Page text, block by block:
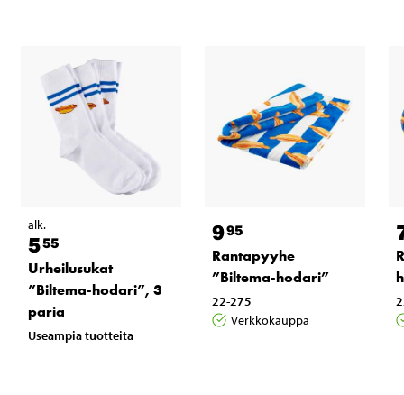
alk.
555
Urheilusukat
”Biltema-hodari”, 3
paria
Useampia tuotteita
995
Rantapyyhe
”Biltema-hodari”
22-275
Verkkokauppa